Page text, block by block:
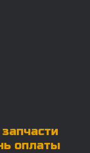
оплаты